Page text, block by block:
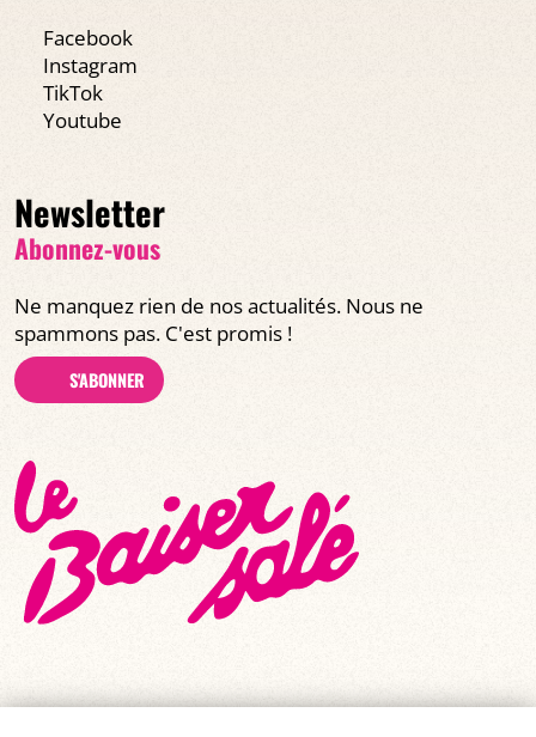
Facebook
Instagram
TikTok
Youtube
Newsletter
Abonnez-vous
Ne manquez rien de nos actualités. Nous ne
spammons pas. C'est promis !
S'ABONNER